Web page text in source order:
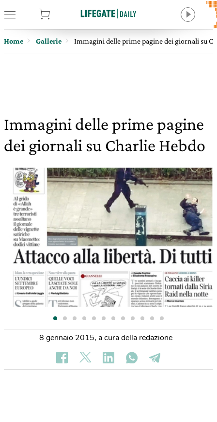
Home Gallerie Immagini delle prime pagine dei giornali su
Immagini delle prime pagine
dei giornali su Charlie Hebdo
8 gennaio 2015, a cura della redazione